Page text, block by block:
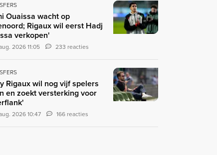
Ouaissa wacht op
Rigaux wil eerst Hadj
verkopen'
2026 11:05 233 reacties
Rigaux wil nog vijf spelers
en zoekt versterking voor
2026 10:47 166 reacties